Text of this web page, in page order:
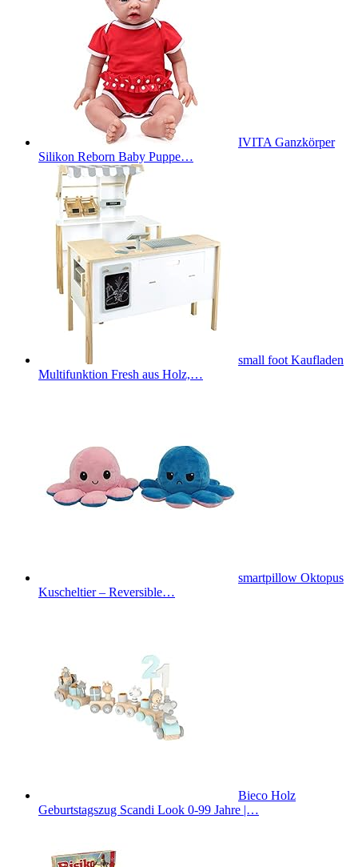
IVITA Ganzkörper
Silikon Reborn Baby Puppe…
small foot Kaufladen
Multifunktion Fresh aus Holz,…
smartpillow Oktopus
Kuscheltier – Reversible…
Bieco Holz
Geburtstagszug Scandi Look 0-99 Jahre |…